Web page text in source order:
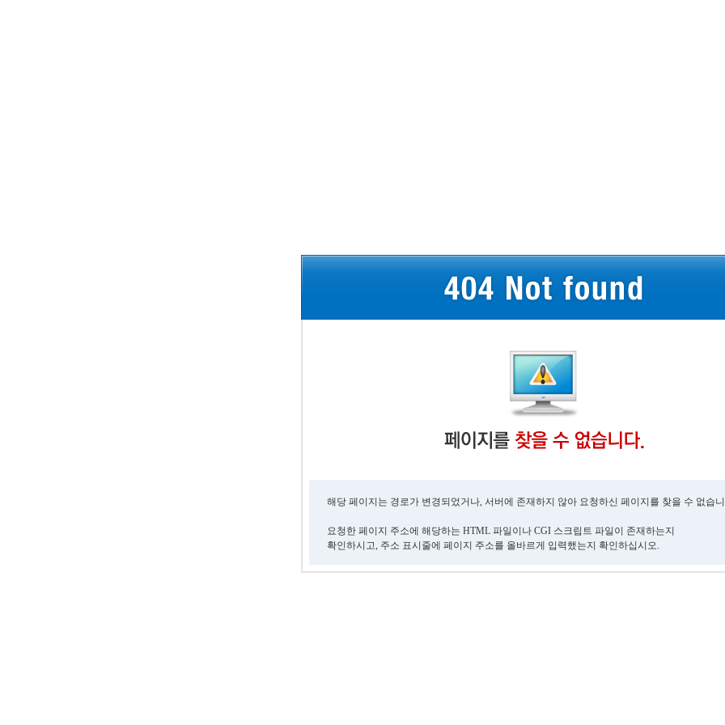
해당 페이지는 경로가 변경되었거나, 서버에 존재하지 않아 요청하신 페이지를 찾을 수 없습
요청한 페이지 주소에 해당하는 HTML 파일이나 CGI 스크립트 파일이 존재하는지
확인하시고, 주소 표시줄에 페이지 주소를 올바르게 입력했는지 확인하십시오.